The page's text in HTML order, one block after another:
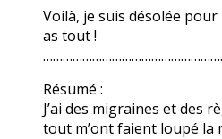
Voilà, je suis désolée
as tout !
Résumé :
J’ai des migraines et des
tout m’ont faient loupé la